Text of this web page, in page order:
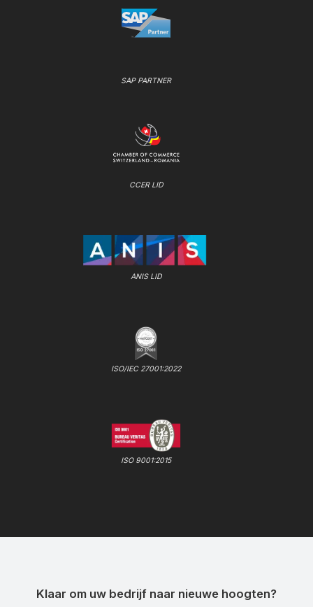
SAP PARTNER
CCER LID
ANIS LID
ISO/IEC 27001:2022
ISO 9001:2015
Klaar om uw bedrijf naar nieuwe hoogten?